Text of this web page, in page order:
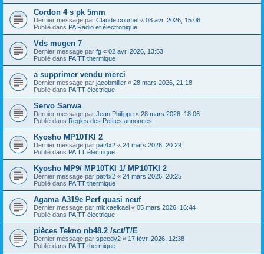
Cordon 4 s pk 5mm
Dernier message par Claude coumel « 08 avr. 2026, 15:06
Publié dans PA Radio et électronique
Vds mugen 7
Dernier message par fg « 02 avr. 2026, 13:53
Publié dans PA TT thermique
a supprimer vendu merci
Dernier message par jacobmiller « 28 mars 2026, 21:18
Publié dans PA TT électrique
Servo Sanwa
Dernier message par Jean Philippe « 28 mars 2026, 18:06
Publié dans Règles des Petites annonces
Kyosho MP10TKI 2
Dernier message par pat4x2 « 24 mars 2026, 20:29
Publié dans PA TT électrique
Kyosho MP9/ MP10TKI 1/ MP10TKI 2
Dernier message par pat4x2 « 24 mars 2026, 20:25
Publié dans PA TT thermique
Agama A319e Perf quasi neuf
Dernier message par mickaelkael « 05 mars 2026, 16:44
Publié dans PA TT électrique
pièces Tekno nb48.2 /sct/T/E
Dernier message par speedy2 « 17 févr. 2026, 12:38
Publié dans PA TT thermique